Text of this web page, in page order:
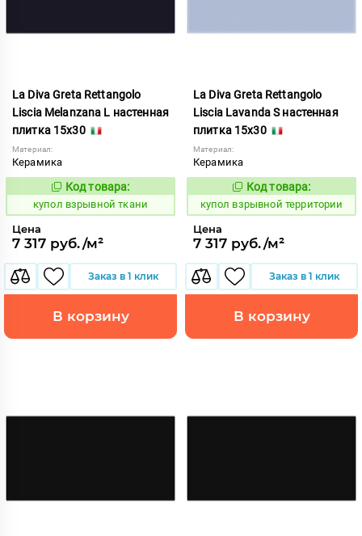
La Diva Greta Rettangolo
Liscia Melanzana L настенная
плитка 15x30
Материал:
Керамика
845605
Код товара:
купол взрывной ткани
Цена
7 317 руб./м²
Заказ в 1 клик
В корзину
La Diva Greta Rettangolo
Liscia Lavanda S настенная
плитка 15x30
Материал:
Керамика
845604
Код товара:
купол взрывной территории
Цена
7 317 руб./м²
Заказ в 1 клик
В корзину